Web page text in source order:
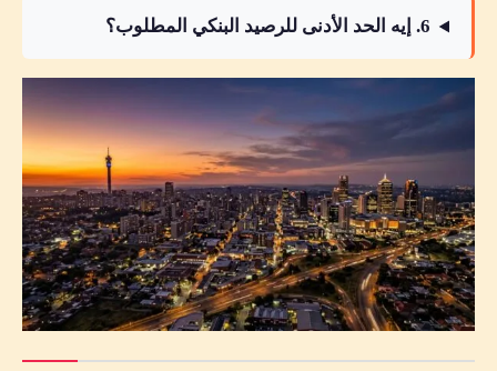
6. إيه الحد الأدنى للرصيد البنكي المطلوب؟